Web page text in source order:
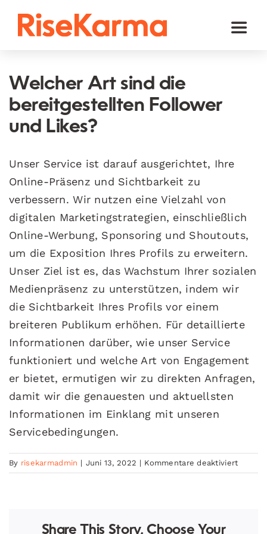
Toggle
TikTok
Facebook
Andere
Warenkorb
Deutsch
Welcher Art sind die
bereitgestellten Follower
und Likes?
Unser Service ist darauf ausgerichtet, Ihre
Online-Präsenz und Sichtbarkeit zu
verbessern. Wir nutzen eine Vielzahl von
digitalen Marketingstrategien, einschließlich
Online-Werbung, Sponsoring und Shoutouts,
um die Exposition Ihres Profils zu erweitern.
Unser Ziel ist es, das Wachstum Ihrer sozialen
Medienpräsenz zu unterstützen, indem wir
die Sichtbarkeit Ihres Profils vor einem
breiteren Publikum erhöhen. Für detaillierte
Informationen darüber, wie unser Service
funktioniert und welche Art von Engagement
er bietet, ermutigen wir zu direkten Anfragen,
damit wir die genauesten und aktuellsten
Informationen im Einklang mit unseren
Servicebedingungen.
By risekarmadmin | Juni 13, 2022 | Kommentare deaktiviertfür
Share This Story, Choose Your